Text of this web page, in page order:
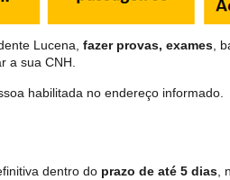
Lucena, fazer provas, exames,
a sua CNH.
habilitada no endereço informado.
dentro do prazo de até 5 dias,